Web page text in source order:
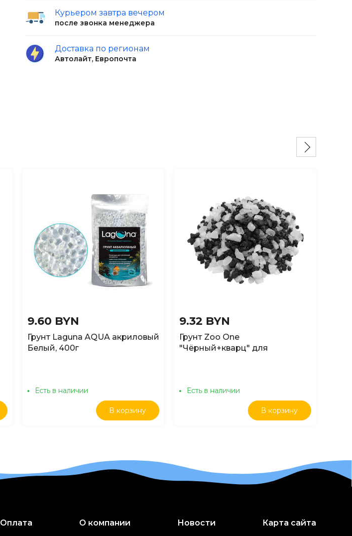
Курьером завтра вечером
после звонка менеджера
Доставка по регионам
Автолайт, Европочта
9.60 BYN
Грунт Laguna AQUA акриловый
Белый, 400г
Есть в наличии
В корзину
9.32 BYN
Грунт Zoo One
"Чёрный+кварц" для
Есть в наличии
В корзину
Оплата О компании Новости Карта сайта